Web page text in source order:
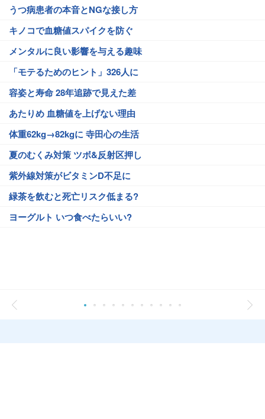
うつ病患者の本音とNGな接し方
キノコで血糖値スパイクを防ぐ
メンタルに良い影響を与える趣味
「モテるためのヒント」326人に
容姿と寿命 28年追跡で見えた差
あたりめ 血糖値を上げない理由
体重62kg→82kgに 寺田心の生活
夏のむくみ対策 ツボ&反射区押し
紫外線対策がビタミンD不足に
緑茶を飲むと死亡リスク低まる?
ヨーグルト いつ食べたらいい?